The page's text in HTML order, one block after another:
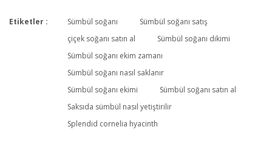
Bu ürüne ilk yorumu siz yapın!
Yorum Yaz
Etiketler : Sümbül soğanı
Sümbül soğanı satış
çiçek soğanı satın al
Sümbül soğanı dikimi
Sümbül soğanı ekim zamanı
Sümbül soğanı nasıl saklanır
Sümbül soğanı ekimi
Sümbül soğanı satın al
Saksıda sümbül nasıl yetiştirilir
Splendid cornelia hyacinth